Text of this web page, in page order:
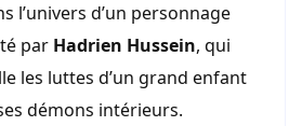
l’univers d’un personnage
par Hadrien Hussein, qui
les luttes d’un grand enfant
démons intérieurs.